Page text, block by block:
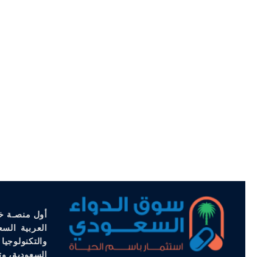
أول منصـة
العربية